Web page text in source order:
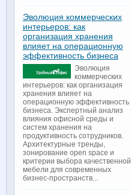
Эволюция коммерческих
интерьеров: как
организация хранения
влияет на операционную
эффективность бизнеса
Эволюция
коммерческих
интерьеров: как организация
хранения влияет на
операционную эффективность
бизнеса. Экспертный анализ
влияния офисной среды и
систем хранения на
продуктивность сотрудников.
Архитектурные тренды,
зонирование open space и
критерии выбора качественной
мебели для современных
бизнес-пространств...